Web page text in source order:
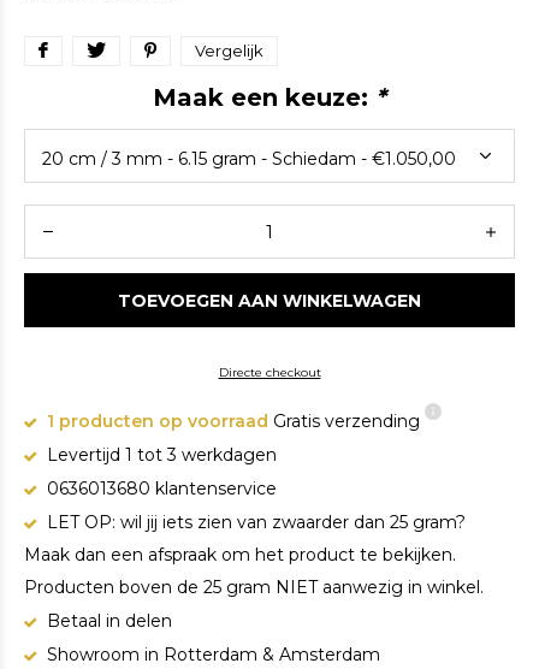
Vergelijk
Maak een keuze: *
TOEVOEGEN AAN WINKELWAGEN
Directe checkout
1 producten op voorraad Gratis verzending
Levertijd 1 tot 3 werkdagen
0636013680 klantenservice
LET OP: wil jij iets zien van zwaarder dan 25 gram?
Maak dan een afspraak om het product te bekijken.
Producten boven de 25 gram NIET aanwezig in winkel.
Betaal in delen
Showroom in Rotterdam & Amsterdam